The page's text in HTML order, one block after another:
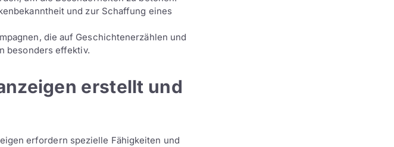
und zur Schaffung eines
die auf Geschichtenerzählen und
besonders effektiv.
erstellt und
erfordern spezielle Fähigkeiten und